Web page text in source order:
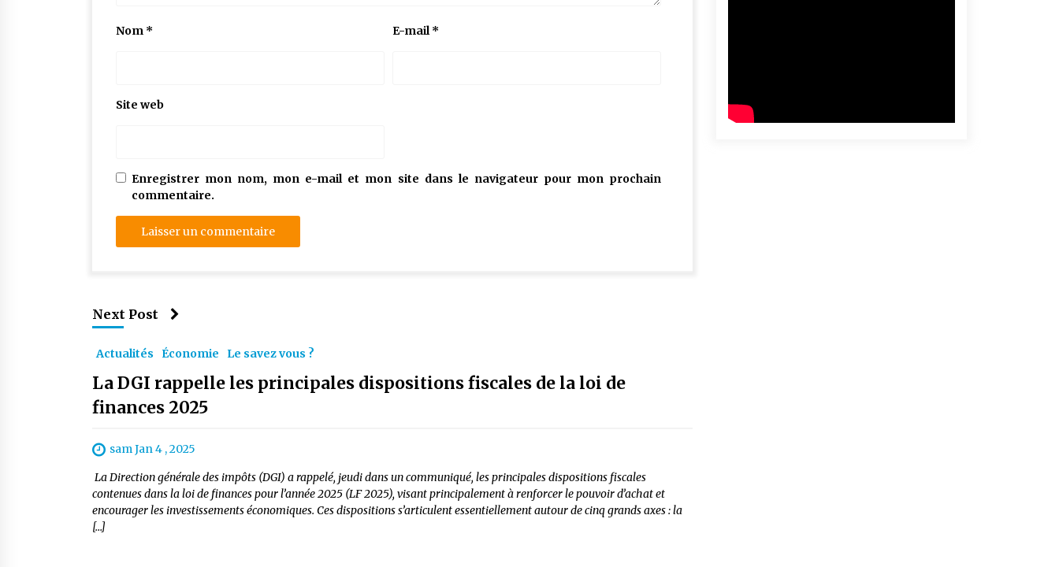
Nom * E-mail*
Site web
Enregistrer mon nom, mon e-mail et mon site dans le navigateur pour mon prochain
commentaire.
Next Post
Actualités Économie Le savez vous ?
La DGI rappelle les principales dispositions fiscales de la loi de
finances 2025
sam Jan 4 , 2025
La Direction générale des impôts (DGI) a rappelé, jeudi dans un communiqué, les principales dispositions fiscales
contenues dans la loi de finances pour l’année 2025 (LF 2025), visant principalement à renforcer le pouvoir d’achat et
encourager les investissements économiques. Ces dispositions s’articulent essentiellement autour de cinq grands axes : la
[…]